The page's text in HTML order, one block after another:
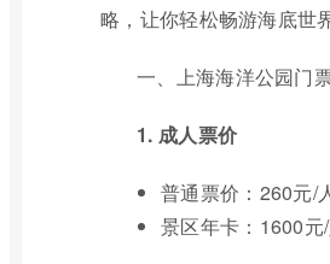
略，让你轻松畅游海底世
一、上海海洋公园门
1. 成人票价
普通票价：260元/
景区年卡：1600元